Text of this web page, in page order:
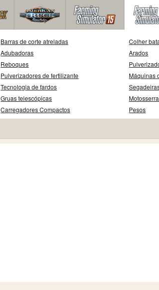
Barras de corte atreladas
Adubadoras
Reboques
Pulverizadores de fertilizante
Tecnologia de fardos
Gruas telescópicas
Carregadores Compactos
Colher
Arados
Máquinas
Pesos